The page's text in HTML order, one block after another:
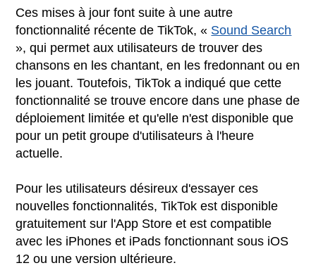
Ces mises à jour font suite à une autre
fonctionnalité récente de TikTok, « Sound Search
», qui permet aux utilisateurs de trouver des
chansons en les chantant, en les fredonnant ou en
les jouant. Toutefois, TikTok a indiqué que cette
fonctionnalité se trouve encore dans une phase de
déploiement limitée et qu'elle n'est disponible que
pour un petit groupe d'utilisateurs à l'heure
actuelle.
Pour les utilisateurs désireux d'essayer ces
nouvelles fonctionnalités, TikTok est disponible
gratuitement sur l'App Store et est compatible
avec les iPhones et iPads fonctionnant sous iOS
12 ou une version ultérieure.